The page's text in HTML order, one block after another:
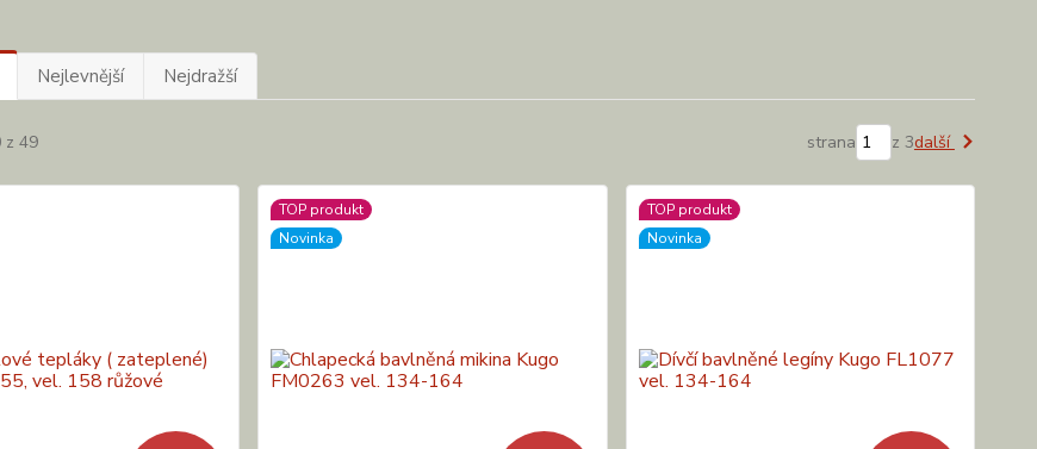
Nejlevnější Nejdražší
z 49 strana z 3další
TOP produkt
Novinka
TOP produkt
Novinka